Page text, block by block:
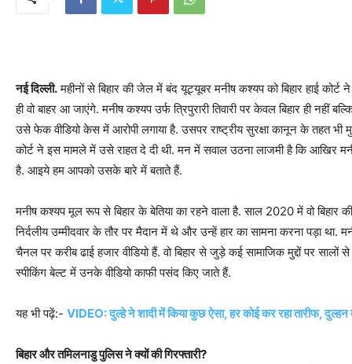
नई दिल्‍ली.महीनों से बिहार की जेल में बंद यूट्यूबर मनीष कश्यप को बिहार हाई कोर्ट
ही वो बाहर आ जाएंगे. मनीष कश्‍यप उर्फ त्रिपुरारी तिवारी पर केवल बिहार ही नहीं
उसे फेक वीडियो केस में आरोपी लगाया है. उसपर राष्‍ट्रीय सुरक्षा कानून के तहत भी
कोर्ट ने इस मामले में उसे राहत दे दी थी. मन में सवाल उठना लाजमी है कि आखिर
है. आइये हम आपको उसके बारे में बताते हैं.
मनीष कश्‍यप मूल रूप से बिहार के बेतिया का रहने वाला है. साल 2020 में वो बिहार
निर्दलीय उम्‍मीदवार के तौर पर मैदान में थे और उन्‍हें हार का सामना करना पड़ा
चैनल पर करीब ढाई हजार वीडियो हैं. वो बिहार से जुड़े कई सामाजिक मुद्दों पर सालों से
स्‍पीकिंग बेल्‍ट में उनके वीडियो काफी पसंद किए जाते हैं.
यह भी पढ़ें:- VIDEO: दुल्‍हे ने शादी में किया कुछ ऐसा, हर कोई कर रहा तारीफ, दुल्‍हन
बिहार और तमिलनाडु पुलिस ने क्‍यों की गिरफ्तारी?